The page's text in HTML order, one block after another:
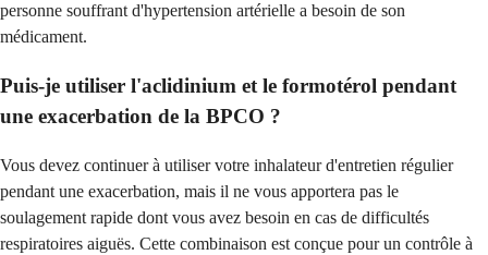
personne souffrant d'hypertension artérielle a besoin de son
médicament.
Puis-je utiliser l'aclidinium et le formotérol pendant
une exacerbation de la BPCO ?
Vous devez continuer à utiliser votre inhalateur d'entretien régulier
pendant une exacerbation, mais il ne vous apportera pas le
soulagement rapide dont vous avez besoin en cas de difficultés
respiratoires aiguës. Cette combinaison est conçue pour un contrôle à